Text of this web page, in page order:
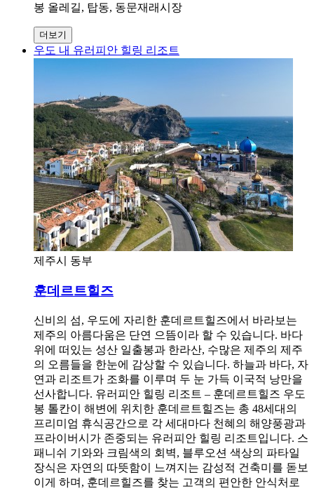
봉 올레길, 탑동, 동문재래시장
더보기
우도 내 유러피안 힐링 리조트
제주시 동부
훈데르트힐즈
신비의 섬, 우도에 자리한 훈데르트힐즈에서 바라보는
제주의 아름다움은 단연 으뜸이라 할 수 있습니다. 바다
위에 떠있는 성산 일출봉과 한라산, 수많은 제주의 제주
의 오름들을 한눈에 감상할 수 있습니다. 하늘과 바다, 자
연과 리조트가 조화를 이루며 두 눈 가득 이국적 낭만을
선사합니다. 유러피안 힐링 리조트 – 훈데르트힐즈 우도
봉 톨칸이 해변에 위치한 훈데르트힐즈는 총 48세대의
프리미엄 휴식공간으로 각 세대마다 천혜의 해양풍광과
프라이버시가 존중되는 유러피안 힐링 리조트입니다. 스
패니쉬 기와와 크림색의 회벽, 블루오션 색상의 파타일
장식은 자연의 따뜻함이 느껴지는 감성적 건축미를 돋보
이게 하며, 훈데르힐즈를 찾는 고객의 편안한 안식처로